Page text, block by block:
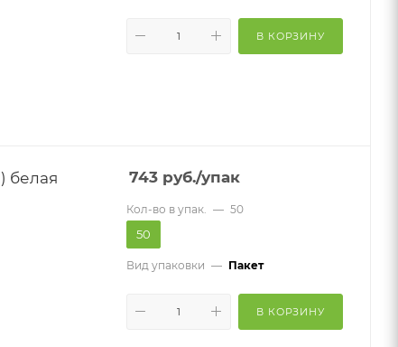
В КОРЗИНУ
белая 743 руб./упак
Кол-во в упак. — 50
50
Вид упаковки — Пакет
В КОРЗИНУ